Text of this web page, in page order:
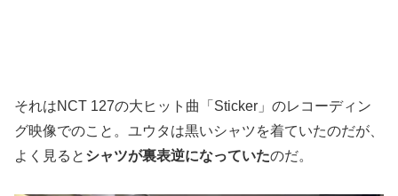
それはNCT 127の大ヒット曲「Sticker」のレコーディン
グ映像でのこと。ユウタは黒いシャツを着ていたのだが、
よく見ると シャツが裏表逆になっていたのだ。